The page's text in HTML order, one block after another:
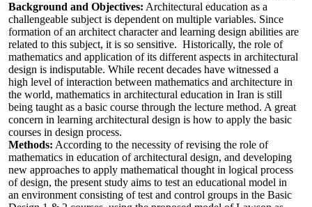
Background and Objectives: Architectural education as a
challengeable subject is dependent on multiple variables. Since
formation of an architect character and learning design abilities are
related to this subject, it is so sensitive. Historically, the role of
mathematics and application of its different aspects in architectural
design is indisputable. While recent decades have witnessed a
high level of interaction between mathematics and architecture in
the world, mathematics in architectural education in Iran is still
being taught as a basic course through the lecture method. A great
concern in learning architectural design is how to apply the basic
courses in design process.
Methods: According to the necessity of revising the role of
mathematics in education of architectural design, and developing
new approaches to apply mathematical thought in logical process
of design, the present study aims to test an educational model in
an environment consisting of test and control groups in the Basic